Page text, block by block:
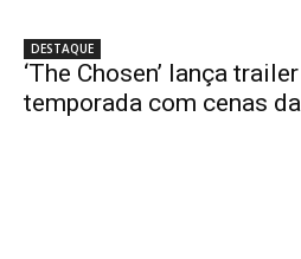
DESTAQUE
‘The Chosen’ lança
temporada com cenas